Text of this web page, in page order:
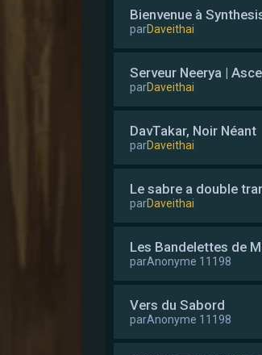
Bienvenue à
parDaveithai
Serveur Neerya |
parDaveithai
DavTakar, Noir Néant
parDaveithai
Le sabre a double
parDaveithai
Les Bandelettes de
parAnonyme 11198
Vers du Sabord
parAnonyme 11198